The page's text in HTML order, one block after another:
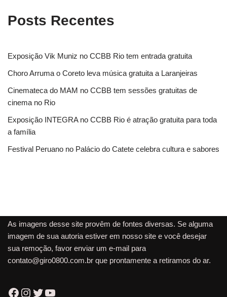
Posts Recentes
Exposição Vik Muniz no CCBB Rio tem entrada gratuita
Choro Arruma o Coreto leva música gratuita a Laranjeiras
Cinemateca do MAM no CCBB tem sessões gratuitas de
cinema no Rio
Exposição INTEGRA no CCBB Rio é atração gratuita para toda
a família
Festival Peruano no Palácio do Catete celebra cultura e sabores
As imagens desse site provêm de fontes diversas. Se alguma
imagem de sua autoria estiver em nosso site e você desejar
sua remoção, favor enviar um e-mail para
contato@giro0800.com.br que prontamente a retiramos do ar.